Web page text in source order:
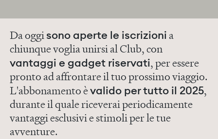
Da oggisono aperte le iscrizioni a
chiunque voglia unirsi al Club, con
vantaggi e gadget riservati, per essere
pronto ad affrontare il tuo prossimo viaggio.
L'abbonamento èvalido per tutto il 2025,
durante il quale riceverai periodicamente
vantaggi esclusivi e stimoli per le tue
avventure.